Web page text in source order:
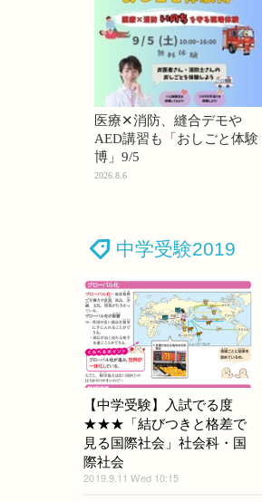
医療✕消防、縫合デモや
AED講習も「おしごと体験
博」9/5
2026.8.6
中学受験2019
【中学受験】入試でる度
★★★「結びつきと格差で
見る国際社会」社会科・国
際社会
2019.9.11 Wed 10:15